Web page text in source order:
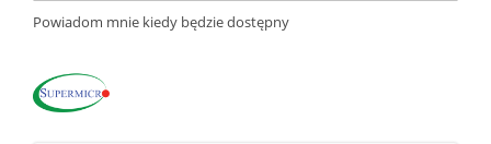
Powiadom mnie kiedy będzie dostępny